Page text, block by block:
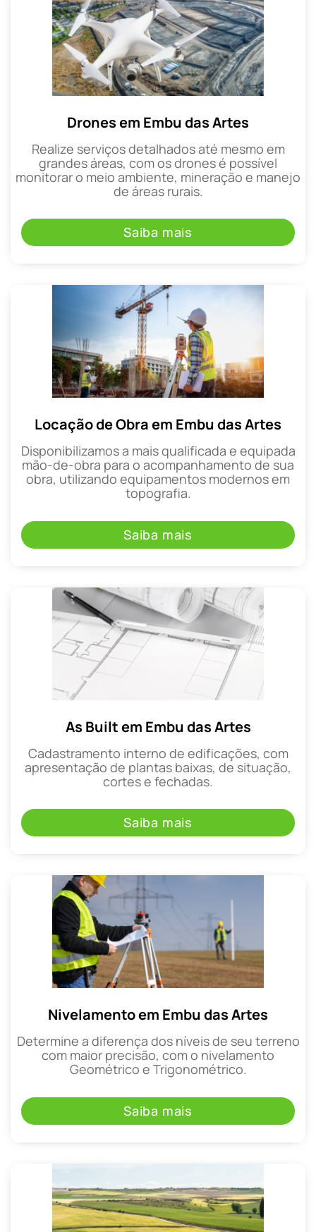
Drones em Embu das Artes
Realize serviços detalhados até mesmo em
grandes áreas, com os drones é possível
monitorar o meio ambiente, mineração e manejo
de áreas rurais.
Saiba mais
Locação de Obra em Embu das Artes
Disponibilizamos a mais qualificada e equipada
mão-de-obra para o acompanhamento de sua
obra, utilizando equipamentos modernos em
topografia.
Saiba mais
As Built em Embu das Artes
Cadastramento interno de edificações, com
apresentação de plantas baixas, de situação,
cortes e fechadas.
Saiba mais
Nivelamento em Embu das Artes
Determine a diferença dos níveis de seu terreno
com maior precisão, com o nivelamento
Geométrico e Trigonométrico.
Saiba mais